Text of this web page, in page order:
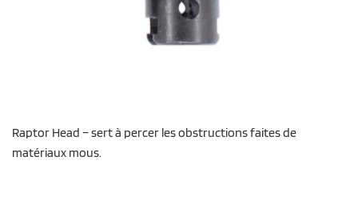
Raptor Head – sert à percer les obstructions faites de
matériaux mous.